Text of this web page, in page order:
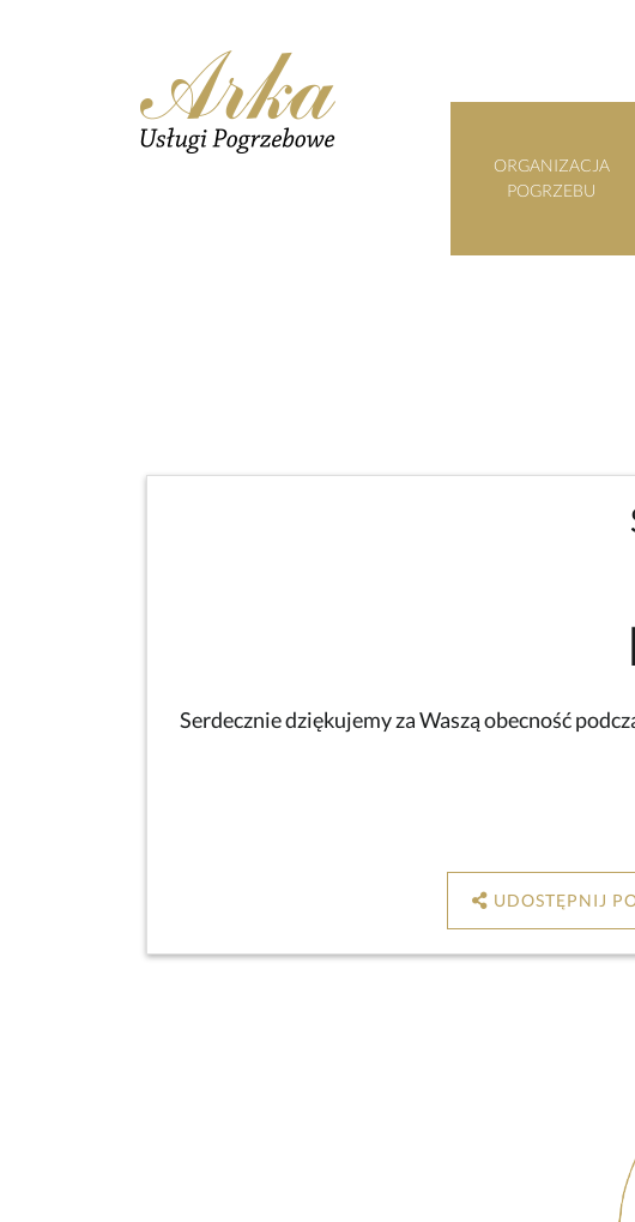
ORGANIZACJA
POGRZEBU
Serdecznie dziękujemy za Waszą obecność
UDOSTĘPNIJ